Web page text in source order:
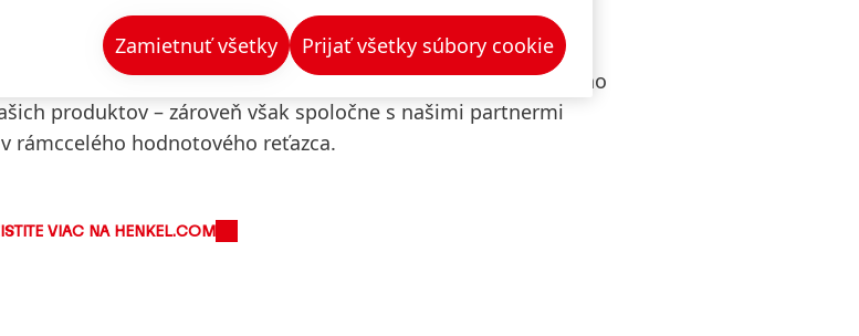
neobnoviteľných prírodných a fosílnych zdrojov, ako aj
zložkami každého úspešného prístupu k udržateľnému
na obehové hospodárstvo a začleňujeme princípy obehového
produktov – zároveň však spoločne s našimi partnermi
rámccelého hodnotového reťazca.
VIAC NA HENKEL.COM
Zamietnuť všetky Prijať všetky súbory cookie